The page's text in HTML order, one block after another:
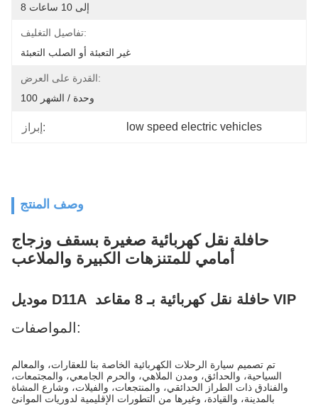
8 إلى 10 ساعات
تفاصيل التغليف:
غير التعبئة أو الصلب التعبئة
القدرة على العرض:
100 وحدة / الشهر
إبراز: low speed electric vehicles
وصف المنتج
حافلة نقل كهربائية صغيرة بسقف وزجاج
أمامي للمتنزهات الكبيرة والملاعب
موديل D11A حافلة نقل كهربائية بـ 8 مقاعد VIP
المواصفات:
تم تصميم سيارة الرحلات الكهربائية الخاصة بنا للعقارات، والمعالم
السياحية، والحدائق، ومدن الملاهي، والحرم الجامعي، والمجتمعات،
والفنادق ذات الطراز الحدائقي، والمنتجعات، والفيلات، وشارع المشاة
بالمدينة، والقيادة، وغيرها من التطورات الإقليمية لدوريات الموانئ